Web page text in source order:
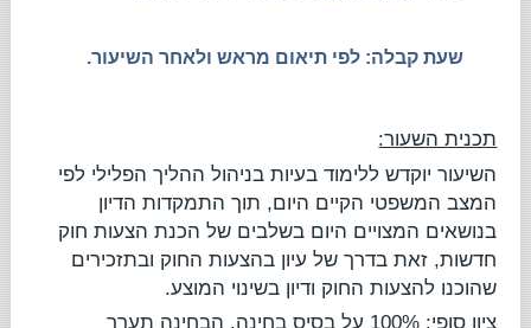
שעת קבלה: לפי תיאום מראש ולאחר השיעור.
תכנית השעור:
השיעור יוקדש ללימוד בעיות בניהול ההליך הפלילי לפי
המצב המשפטי הקיים היום, תוך התמקדות הדיון
בנושאים המצויים היום בשלבים של הכנת הצעות חוק
חדשות, זאת בדרך של עיון בהצעות החוק ובתזכירים
שהוכנו להצעות החוק ודיון בשינוי המוצע.
ציון סופי
: 100% על בסיס בחינה. הבחינה תערך